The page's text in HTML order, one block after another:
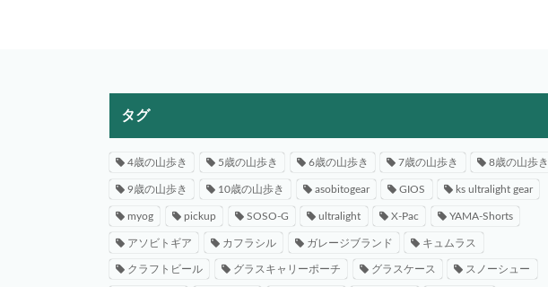
タグ
4歳の山歩き 5歳の山歩き 6歳の山歩き 7歳の山歩き 8歳の山歩き
9歳の山歩き 10歳の山歩き asobitogear GIOS ks ultralight gear
myog pickup SOSO-G ultralight X-Pac YAMA-Shorts
アソビトギア カフラシル ガレージブランド キュムラス
クラフトビール グラスキャリーポーチ グラスケース スノーシュー